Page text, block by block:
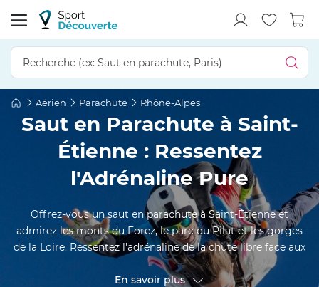
Aérien Parachute Rhône-Alpes
Saut en Parachute à Saint-
Étienne : Ressentez
l'Adrénaline Pure
Offrez-vous un saut en parachute à Saint-Étienne et
admirez les monts du Forez, le parc du Pilat et les gorges
de la Loire. Ressentez l'adrénaline de la chute libre face aux
barrages de Grangent ou du Gouffre d'Enfer, puis admirez
en toute sérénité les villages perchés et les forêts de sapins
En savoir plus